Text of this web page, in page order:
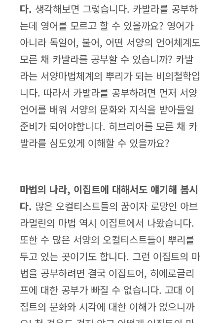
다. 생각해보면 그렇습니다. 카발라를 공부하
는데 영어를 모르고 할 수 있을까요? 영어가
아니라 독일어, 불어, 어떤 서양의 언어체계도
모른 채 카발라를 공부할 수 있습니까? 카발
라는 서양마법체계의 뿌리가 되는 비의철학입
니다. 따라서 카발라를 공부하려면 먼저 서양
언어를 배워 서양의 문화와 지식을 받아들일
준비가 되어야합니다. 히브리어를 모른 채 카
발라를 심도있게 이해할 수 있을까요?
마법의 나라, 이집트에 대해서도 얘기해 봅시
다. 많은 오컬티스트들의 꿈이자 로망인 아브
라멀린의 마법 역시 이집트에서 나왔습니다.
또한 수 많은 서양의 오컬티스트들이 뿌리를
두고 있는 곳이기도 합니다. 그런 이집트의 마
법을 공부하려면 결국 이집트어, 히에로글리
프에 대한 공부가 빠질 수 없습니다. 고대 이
집트의 문화와 시각에 대한 이해가 없으니까